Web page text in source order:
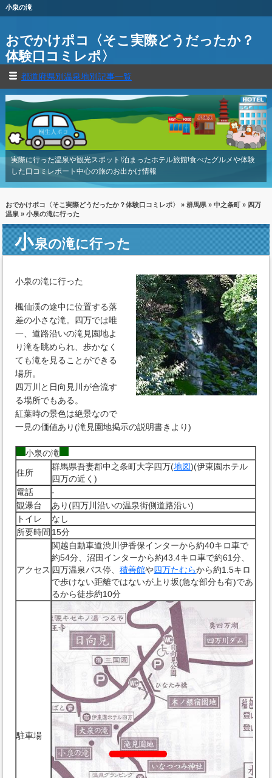
小泉の滝
おでかけポコ〈そこ実際どうだったか？
体験口コミレポ〉
都道府県別温泉地別記事一覧
実際に行った温泉や観光スポット!泊まったホテル旅館!食べたグルメや体験
した口コミレポート中心の旅のお出かけ情報
おでかけポコ〈そこ実際どうだったか？体験口コミレポ〉 » 群馬県» 中之条町» 四万
温泉 » 小泉の滝に行った
小泉の滝に行った
小泉の滝に行った
楓仙渓の途中に位置する落
差の小さな滝。四万では唯
一、道路沿いの滝見園地よ
り滝を眺められ、歩かなく
ても滝を見ることができる
場所。
四万川と日向見川が合流す
る場所でもある。
紅葉時の景色は絶景なので
一見の価値あり(滝見園地掲示の説明書きより)
小泉の滝
住所
群馬県吾妻郡中之条町大字四万(地図)(伊東園ホテル
四万の近く)
電話
-
観瀑台
あり(四万川沿いの温泉街側道路沿い)
トイレ
なし
所要時間 15分
アクセス
関越自動車道渋川伊香保インターから約40キロ車で
約54分、沼田インターから約43.4キロ車で約61分、
四万温泉バス停、積善館や四万たむらから約1.5キロ
で歩けない距離ではないが上り坂(急な部分も有)であ
るから徒歩約10分
駐車場